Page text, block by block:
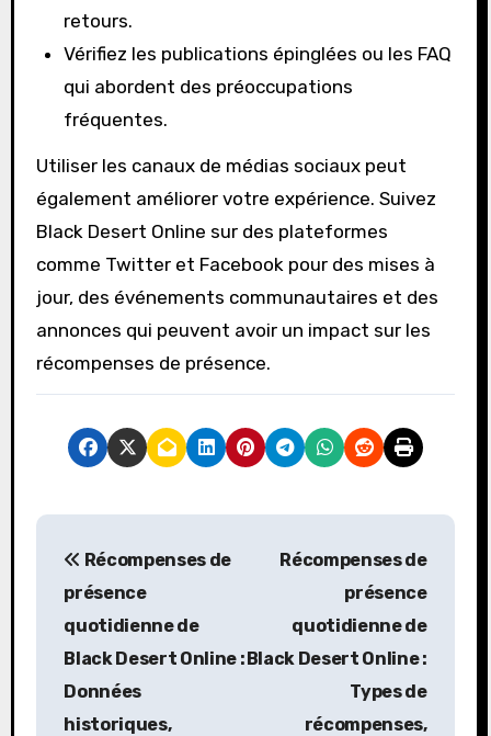
retours.
Vérifiez les publications épinglées ou les FAQ
qui abordent des préoccupations
fréquentes.
Utiliser les canaux de médias sociaux peut
également améliorer votre expérience. Suivez
Black Desert Online sur des plateformes
comme Twitter et Facebook pour des mises à
jour, des événements communautaires et des
annonces qui peuvent avoir un impact sur les
récompenses de présence.
P
Récompenses de
présence
quotidienne de
Black Desert Online :
Données
historiques,
Récompenses de
présence
quotidienne de
Black Desert Online :
Types de
récompenses,